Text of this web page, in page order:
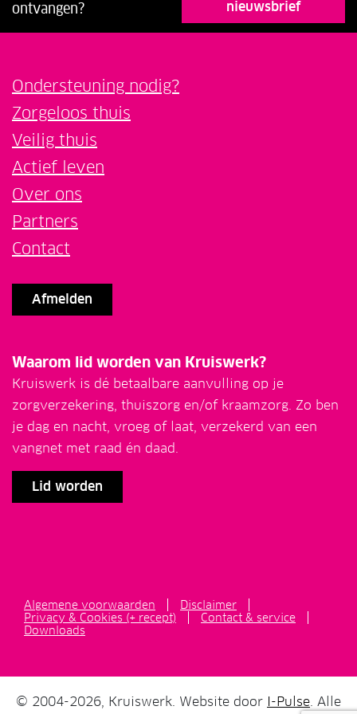
ontvangen?
nieuwsbrief
Ondersteuning nodig?
Zorgeloos thuis
Veilig thuis
Actief leven
Over ons
Partners
Contact
Afmelden
Waarom lid worden van Kruiswerk?
Kruiswerk is dé betaalbare aanvulling op je
zorgverzekering, thuiszorg en/of kraamzorg. Zo ben
je dag en nacht, vroeg of laat, verzekerd van een
vangnet met raad én daad.
Lid worden
Algemene voorwaarden
Disclaimer
Privacy & Cookies (+ recept)
Contact & service
Downloads
© 2004-2026, Kruiswerk. Website door I-Pulse. Alle